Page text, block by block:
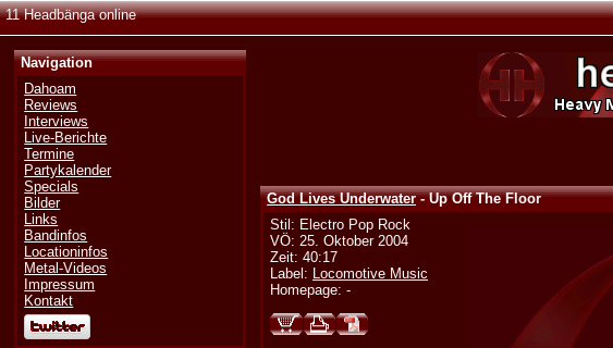
11 Headbänga online
Navigation
Dahoam
Reviews
Interviews
Live-Berichte
Termine
Partykalender
Specials
Bilder
Links
Bandinfos
Locationinfos
Metal-Videos
Impressum
Kontakt
God Lives Underwater- Up Off The Floor
Stil: Electro Pop Rock
VÖ: 25. Oktober 2004
Zeit: 40:17
Label: Locomotive Music
Homepage: -